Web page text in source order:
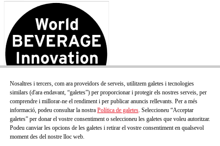
Nosaltres i tercers, com ara proveïdors de serveis, utilitzem galetes i tecnologies
similars (d'ara endavant, “galetes”) per proporcionar i protegir els nostres serveis, per
comprendre i millorar-ne el rendiment i per publicar anuncis rellevants. Per a més
informació, podeu consultar la nostra Política de galetes. Seleccioneu “Acceptar
galetes” per donar el vostre consentiment o seleccioneu les galetes que voleu autoritzar.
Podeu canviar les opcions de les galetes i retirar el vostre consentiment en qualsevol
moment des del nostre lloc web.